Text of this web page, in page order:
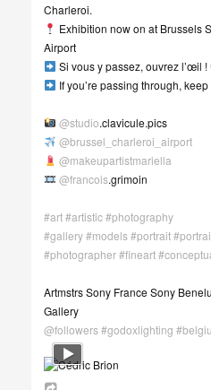
Charleroi.
Exhibition now on at Brussels
Airport
Si vous y passez, ouvrez l’œil !
If you’re passing through,
@studio.clavicule.pics
@brussel_charleroi_airport
@makeupartistmariella
@francois.grimoin
#art#artistic#photography
#gallery#models#portrait
#photographer#fineart
Artmstrs Sony France Sony
Gallery
@followers#godoxlighting